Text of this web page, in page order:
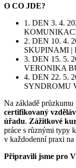
O CO JDE?
1. DEN 3. 4.
2. DEN 10. 4.
SKUPINAMI |
3. DEN 15. 5.
VERONIKA
4. DEN 22. 5.
SYNDROMU
Na základě průzkumu
certifikovaný
úřadu. Zážitkové
práce s různými typy
v každodenní praxi
Připravili jsme pro